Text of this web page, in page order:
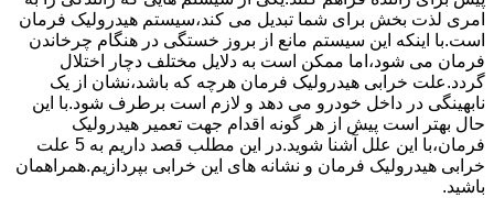
امری لذت بخش برای شما تبدیل می کند،سیستم هیدرولیک فرمان
است.با اینکه این سیستم مانع از بروز خستگی در هنگام چرخاندن
فرمان می شود،اما ممکن است به دلایل مختلف دچار اختلال
گردد.علت خرابی هیدرولیک فرمان هرچه که باشد،نشان از یک
نابهینگی در داخل خودرو می دهد و لازم است برطرف شود.با این
حال بهتر است پیش از هر گونه اقدام جهت تعمیر هیدرولیک
فرمان،با این علل آشنا شوید.در این مطلب قصد داریم به 5 علت
خرابی هیدرولیک فرمان و نشانه های این خرابی بپردازیم.همراهمان
باشید.